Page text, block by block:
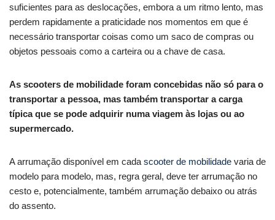
suficientes para as deslocações, embora a um ritmo lento, mas
perdem rapidamente a praticidade nos momentos em que é
necessário transportar coisas como um saco de compras ou
objetos pessoais como a carteira ou a chave de casa.
As scooters de mobilidade foram concebidas não só para o
transportar a pessoa, mas também transportar a carga
típica que se pode adquirir numa viagem às lojas ou ao
supermercado.
A arrumação disponível em cada scooter de mobilidade varia de
modelo para modelo, mas, regra geral, deve ter arrumação no
cesto e, potencialmente, também arrumação debaixo ou atrás
do assento.